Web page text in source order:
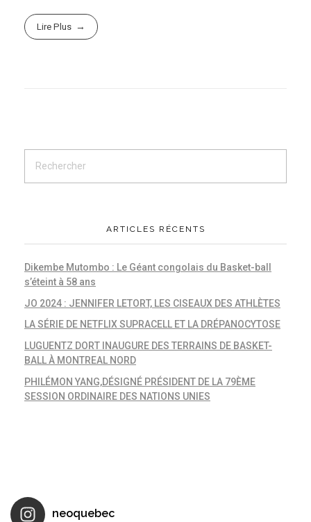
Lire Plus
ARTICLES RÉCENTS
Dikembe Mutombo : Le Géant congolais du Basket-ball
s’éteint à 58 ans
JO 2024 : JENNIFER LETORT, LES CISEAUX DES ATHLÈTES
LA SÉRIE DE NETFLIX SUPRACELL ET LA DRÉPANOCYTOSE
LUGUENTZ DORT INAUGURE DES TERRAINS DE BASKET-
BALL À MONTREAL NORD
PHILÉMON YANG,DÉSIGNÉ PRÉSIDENT DE LA 79ÈME
SESSION ORDINAIRE DES NATIONS UNIES
neoquebec